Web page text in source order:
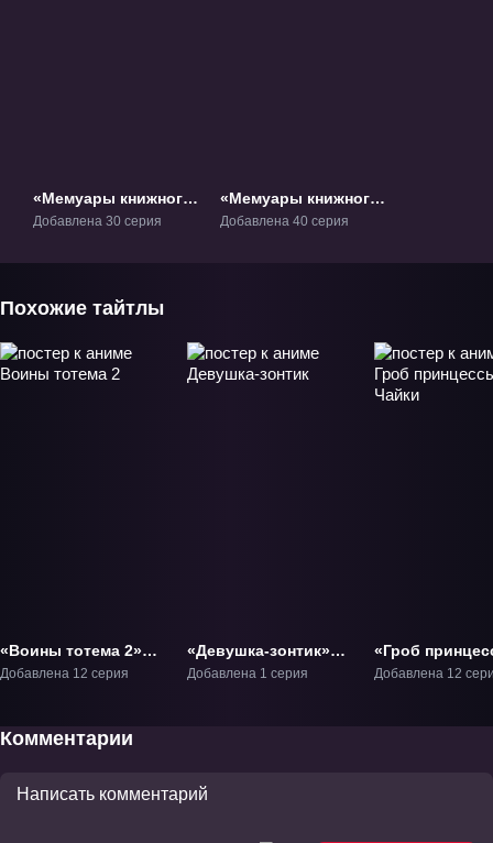
«Мемуары книжного
духа» ТВ-1
Добавлена 30 серия
«Мемуары книжного
духа 2» ТВ-2
Добавлена 40 серия
Похожие тайтлы
«Воины тотема 2»
ТВ-2
Добавлена 12 серия
«Девушка-зонтик»
Фильм-1
Добавлена 1 серия
«Гроб
Чайки» ТВ-1
Добавлена 12
Комментарии